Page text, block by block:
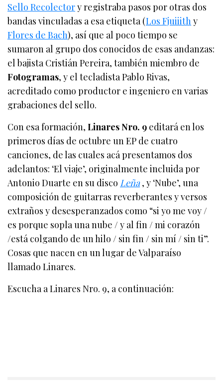
Sello Recolectory registraba pasos por otras dos
bandas vinculadas a esa etiqueta (Los Fjuiiithy
Flores de Bach), así que al poco tiempo se
sumaron al grupo dos conocidos de esas andanzas:
el bajista Cristián Pereira, también miembro de
Fotogramas, y el tecladista Pablo Rivas,
acreditado como productor e ingeniero en varias
grabaciones del sello.
Con esa formación,Linares Nro. 9 editará en los
primeros días de octubre un EP de cuatro
canciones, de las cuales acá presentamos dos
adelantos: ‘El viaje’, originalmente incluida por
Antonio Duarte en su disco Leña, y ‘Nube’, una
composición de guitarras reverberantes y versos
extraños y desesperanzados como “si yo me voy /
es porque sopla una nube / y al fin / mi corazón
/está colgando de un hilo / sin fin / sin mí / sin ti”.
Cosas que nacen en un lugar de Valparaíso
llamado Linares.
Escucha a Linares Nro. 9, a continuación: